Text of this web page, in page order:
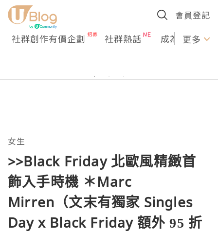
會員登記
社群創作有價企劃 社群熱話 成為U更多
女生
>>Black Friday 北歐風精緻首
飾入手時機 ＊Marc
Mirren（文末有獨家 Singles
Day x Black Friday 額外 95 折